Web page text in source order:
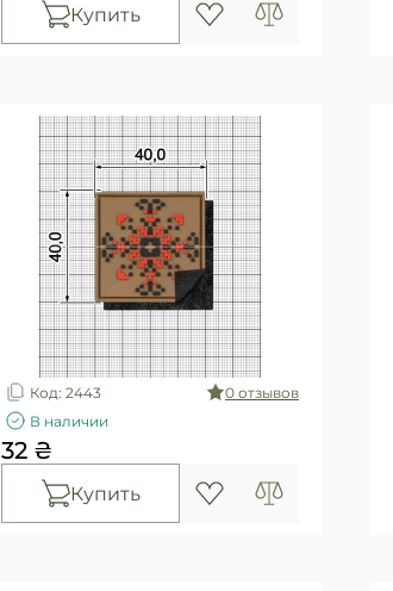
Купить
Код: 2443
0 отзывов
В наличии
32 ₴
Купить